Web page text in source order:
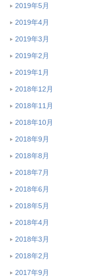
2019年5月
2019年4月
2019年3月
2019年2月
2019年1月
2018年12月
2018年11月
2018年10月
2018年9月
2018年8月
2018年7月
2018年6月
2018年5月
2018年4月
2018年3月
2018年2月
2017年9月